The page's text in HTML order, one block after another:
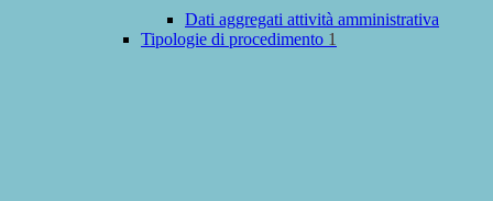
Dati aggregati attività amministrativa
Tipologie di procedimento 1